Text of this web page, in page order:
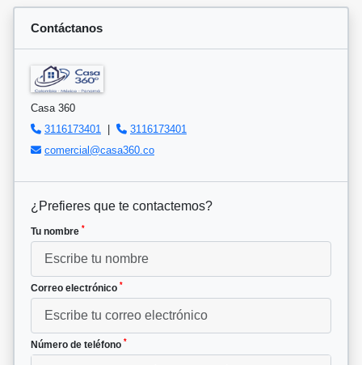
Contáctanos
Casa 360
3116173401
|
3116173401
comercial@casa360.co
¿Prefieres que te contactemos?
Tu nombre *
Correo electrónico *
Número de teléfono *